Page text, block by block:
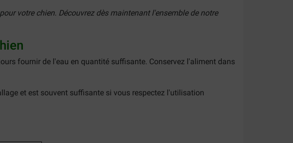
votre chien. Découvrez dès maintenant l'ensemble de notre
fournir de l'eau en quantité suffisante. Conservez l'aliment dans
et est souvent suffisante si vous respectez l'utilisation